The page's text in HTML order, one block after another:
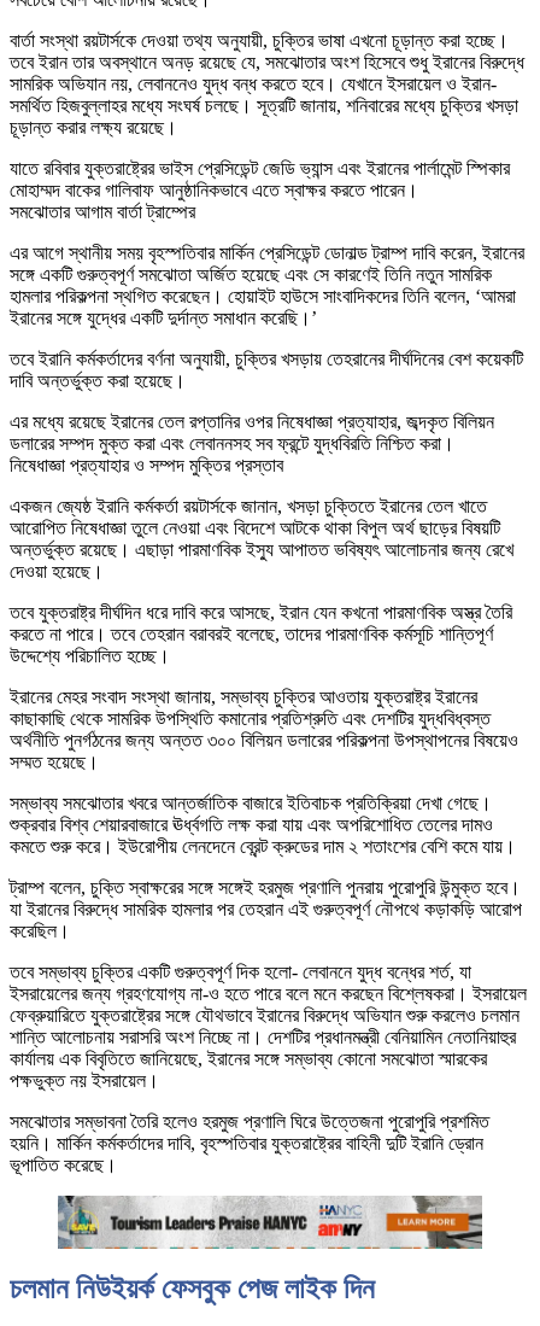
বার্তা সংস্থা রয়টার্সকে দেওয়া তথ্য অনুযায়ী, চুক্তির ভাষা এখনো চূড়ান্ত করা হচ্ছে।
তবে ইরান তার অবস্থানে অনড় রয়েছে যে, সমঝোতার অংশ হিসেবে শুধু ইরানের বিরুদ্ধে
সামরিক অভিযান নয়, লেবাননেও যুদ্ধ বন্ধ করতে হবে। যেখানে ইসরায়েল ও ইরান-
সমর্থিত হিজবুল্লাহর মধ্যে সংঘর্ষ চলছে। সূত্রটি জানায়, শনিবারের মধ্যে চুক্তির খসড়া
চূড়ান্ত করার লক্ষ্য রয়েছে।
যাতে রবিবার যুক্তরাষ্ট্রের ভাইস প্রেসিডেন্ট জেডি ভ্যান্স এবং ইরানের পার্লামেন্ট স্পিকার
মোহাম্মদ বাকের গালিবাফ আনুষ্ঠানিকভাবে এতে স্বাক্ষর করতে পারেন।
সমঝোতার আগাম বার্তা ট্রাম্পের
এর আগে স্থানীয় সময় বৃহস্পতিবার মার্কিন প্রেসিডেন্ট ডোনাল্ড ট্রাম্প দাবি করেন, ইরানের
সঙ্গে একটি গুরুত্বপূর্ণ সমঝোতা অর্জিত হয়েছে এবং সে কারণেই তিনি নতুন সামরিক
হামলার পরিকল্পনা স্থগিত করেছেন। হোয়াইট হাউসে সাংবাদিকদের তিনি বলেন, ‘আমরা
ইরানের সঙ্গে যুদ্ধের একটি দুর্দান্ত সমাধান করেছি।’
তবে ইরানি কর্মকর্তাদের বর্ণনা অনুযায়ী, চুক্তির খসড়ায় তেহরানের দীর্ঘদিনের বেশ কয়েকটি
দাবি অন্তর্ভুক্ত করা হয়েছে।
এর মধ্যে রয়েছে ইরানের তেল রপ্তানির ওপর নিষেধাজ্ঞা প্রত্যাহার, জব্দকৃত বিলিয়ন
ডলারের সম্পদ মুক্ত করা এবং লেবাননসহ সব ফ্রন্টে যুদ্ধবিরতি নিশ্চিত করা।
নিষেধাজ্ঞা প্রত্যাহার ও সম্পদ মুক্তির প্রস্তাব
একজন জ্যেষ্ঠ ইরানি কর্মকর্তা রয়টার্সকে জানান, খসড়া চুক্তিতে ইরানের তেল খাতে
আরোপিত নিষেধাজ্ঞা তুলে নেওয়া এবং বিদেশে আটকে থাকা বিপুল অর্থ ছাড়ের বিষয়টি
অন্তর্ভুক্ত রয়েছে। এছাড়া পারমাণবিক ইস্যু আপাতত ভবিষ্যৎ আলোচনার জন্য রেখে
দেওয়া হয়েছে।
তবে যুক্তরাষ্ট্র দীর্ঘদিন ধরে দাবি করে আসছে, ইরান যেন কখনো পারমাণবিক অস্ত্র তৈরি
করতে না পারে। তবে তেহরান বরাবরই বলেছে, তাদের পারমাণবিক কর্মসূচি শান্তিপূর্ণ
উদ্দেশ্যে পরিচালিত হচ্ছে।
ইরানের মেহর সংবাদ সংস্থা জানায়, সম্ভাব্য চুক্তির আওতায় যুক্তরাষ্ট্র ইরানের
কাছাকাছি থেকে সামরিক উপস্থিতি কমানোর প্রতিশ্রুতি এবং দেশটির যুদ্ধবিধ্বস্ত
অর্থনীতি পুনর্গঠনের জন্য অন্তত ৩০০ বিলিয়ন ডলারের পরিকল্পনা উপস্থাপনের বিষয়েও
সম্মত হয়েছে।
সম্ভাব্য সমঝোতার খবরে আন্তর্জাতিক বাজারে ইতিবাচক প্রতিক্রিয়া দেখা গেছে।
শুক্রবার বিশ্ব শেয়ারবাজারে ঊর্ধ্বগতি লক্ষ করা যায় এবং অপরিশোধিত তেলের দামও
কমতে শুরু করে। ইউরোপীয় লেনদেনে ব্রেন্ট ক্রুডের দাম ২ শতাংশের বেশি কমে যায়।
ট্রাম্প বলেন, চুক্তি স্বাক্ষরের সঙ্গে সঙ্গেই হরমুজ প্রণালি পুনরায় পুরোপুরি উন্মুক্ত হবে।
যা ইরানের বিরুদ্ধে সামরিক হামলার পর তেহরান এই গুরুত্বপূর্ণ নৌপথে কড়াকড়ি আরোপ
করেছিল।
তবে সম্ভাব্য চুক্তির একটি গুরুত্বপূর্ণ দিক হলো- লেবাননে যুদ্ধ বন্ধের শর্ত, যা
ইসরায়েলের জন্য গ্রহণযোগ্য না-ও হতে পারে বলে মনে করছেন বিশ্লেষকরা। ইসরায়েল
ফেব্রুয়ারিতে যুক্তরাষ্ট্রের সঙ্গে যৌথভাবে ইরানের বিরুদ্ধে অভিযান শুরু করলেও চলমান
শান্তি আলোচনায় সরাসরি অংশ নিচ্ছে না। দেশটির প্রধানমন্ত্রী বেনিয়ামিন নেতানিয়াহুর
কার্যালয় এক বিবৃতিতে জানিয়েছে, ইরানের সঙ্গে সম্ভাব্য কোনো সমঝোতা স্মারকের
পক্ষভুক্ত নয় ইসরায়েল।
সমঝোতার সম্ভাবনা তৈরি হলেও হরমুজ প্রণালি ঘিরে উত্তেজনা পুরোপুরি প্রশমিত
হয়নি। মার্কিন কর্মকর্তাদের দাবি, বৃহস্পতিবার যুক্তরাষ্ট্রের বাহিনী দুটি ইরানি ড্রোন
ভূপাতিত করেছে।
চলমান নিউইয়র্ক ফেসবুক পেজ লাইক দিন